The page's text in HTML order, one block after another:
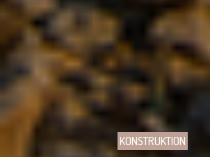
KONSTRUKTION